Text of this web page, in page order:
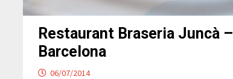
Restaurant Braseria Juncà –
Barcelona
06/07/2014